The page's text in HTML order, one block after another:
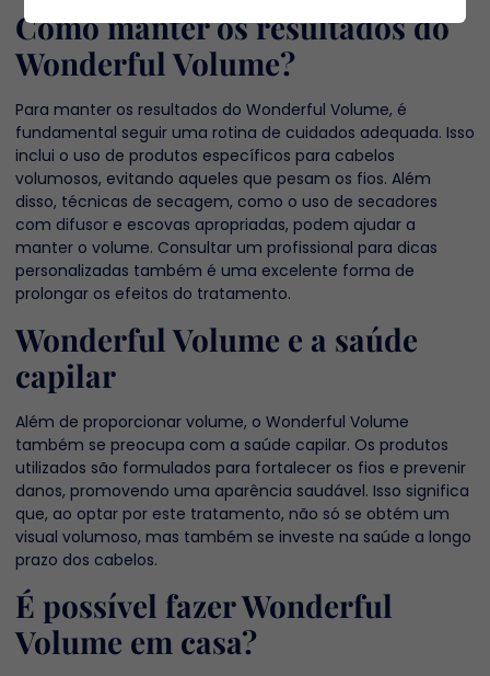
Como manter os resultados do
Wonderful Volume?
Para manter os resultados do Wonderful Volume, é
fundamental seguir uma rotina de cuidados adequada. Isso
inclui o uso de produtos específicos para cabelos
volumosos, evitando aqueles que pesam os fios. Além
disso, técnicas de secagem, como o uso de secadores
com difusor e escovas apropriadas, podem ajudar a
manter o volume. Consultar um profissional para dicas
personalizadas também é uma excelente forma de
prolongar os efeitos do tratamento.
Wonderful Volume e a saúde
capilar
Além de proporcionar volume, o Wonderful Volume
também se preocupa com a saúde capilar. Os produtos
utilizados são formulados para fortalecer os fios e prevenir
danos, promovendo uma aparência saudável. Isso significa
que, ao optar por este tratamento, não só se obtém um
visual volumoso, mas também se investe na saúde a longo
prazo dos cabelos.
É possível fazer Wonderful
Volume em casa?